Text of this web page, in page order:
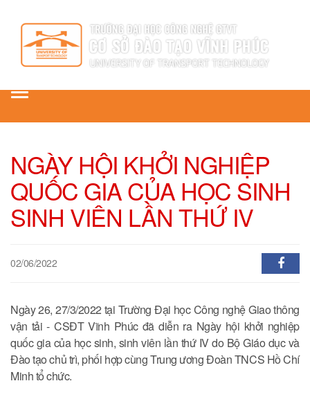
Toggle
NGÀY HỘI KHỞI NGHIỆP
QUỐC GIA CỦA HỌC SINH
SINH VIÊN LẦN THỨ IV
02/06/2022
Ngày 26, 27/3/2022 tại Trường Đại học Công nghệ Giao thông
vận tải - CSĐT Vĩnh Phúc đã diễn ra Ngày hội khởi nghiệp
quốc gia của học sinh, sinh viên lần thứ IV do Bộ Giáo dục và
Đào tạo chủ trì, phối hợp cùng Trung ương Đoàn TNCS Hồ Chí
Minh tổ chức.